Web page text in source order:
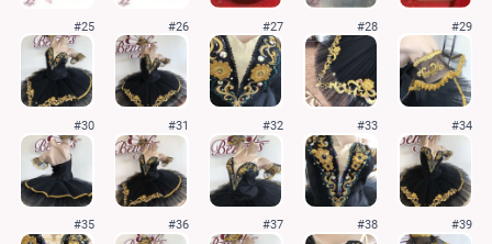
#25 #26 #27 #28 #29
#30 #31 #32 #33 #34
#35 #36 #37 #38 #39